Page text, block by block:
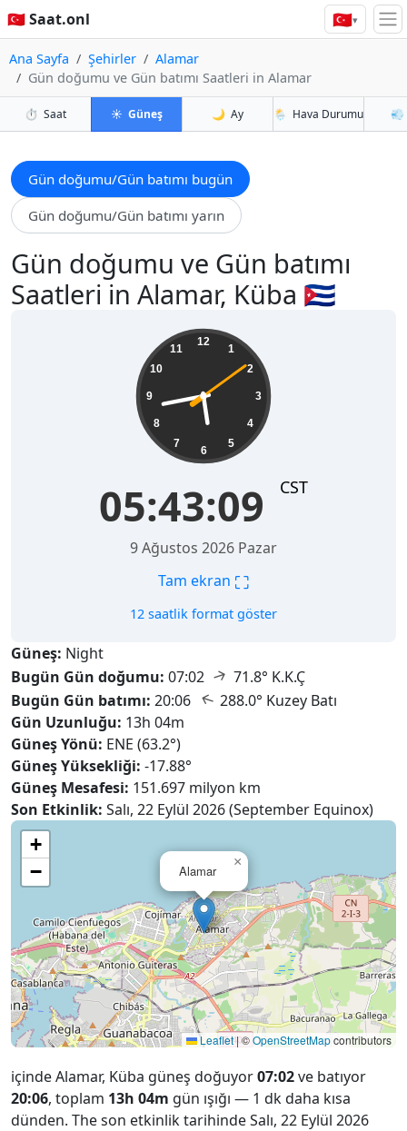
🇹🇷 Saat.onl 🇹🇷▾
Ana Sayfa Şehirler
Alamar
Gün doğumu ve Gün batımı Saatleri in Alamar
⏱️ Saat ☀️ Güneş 🌙 Ay 🌦️ Hava Durumu 💨
Gün doğumu/Gün batımı bugün
Gün doğumu/Gün batımı yarın
Gün doğumu ve Gün batımı
Saatleri in Alamar, Küba 🇨🇺
12
1
2
3
4
5
6
7
8
9
10
11
05:43:10 CST
9 Ağustos 2026 Pazar
Tam ekran ⛶
12 saatlik format göster
Güneş: Night
Bugün Gün doğumu: 07:02 ↑ 71.8° K.K.Ç
Bugün Gün batımı: 20:06 ↑ 288.0° Kuzey Batı
Gün Uzunluğu: 13h 04m
Güneş Yönü: ENE (63.2°)
Güneş Yüksekliği: -17.88°
Güneş Mesafesi: 151.697 milyon km
Son Etkinlik: Salı, 22 Eylül 2026 (September Equinox)
Alamar
×
+
−
Leaflet|©OpenStreetMapcontributors
içinde Alamar, Küba güneş doğuyor07:02ve batıyor
20:06, toplam 13h 04m gün ışığı — 1 dk daha kısa
dünden. The son etkinlik tarihinde Salı, 22 Eylül 2026